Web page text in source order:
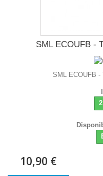
SML ECOUFB -
SML ECOUFB -
10,90 €